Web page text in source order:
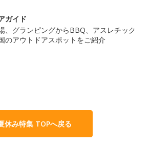
ガイド
、グランピングからBBQ、アスレチック
のアウトドアスポットをご紹介
休み特集 TOPへ戻る